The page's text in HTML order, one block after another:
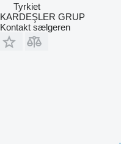
Tyrkiet
KARDEŞLER GRUP
Kontakt sælgeren